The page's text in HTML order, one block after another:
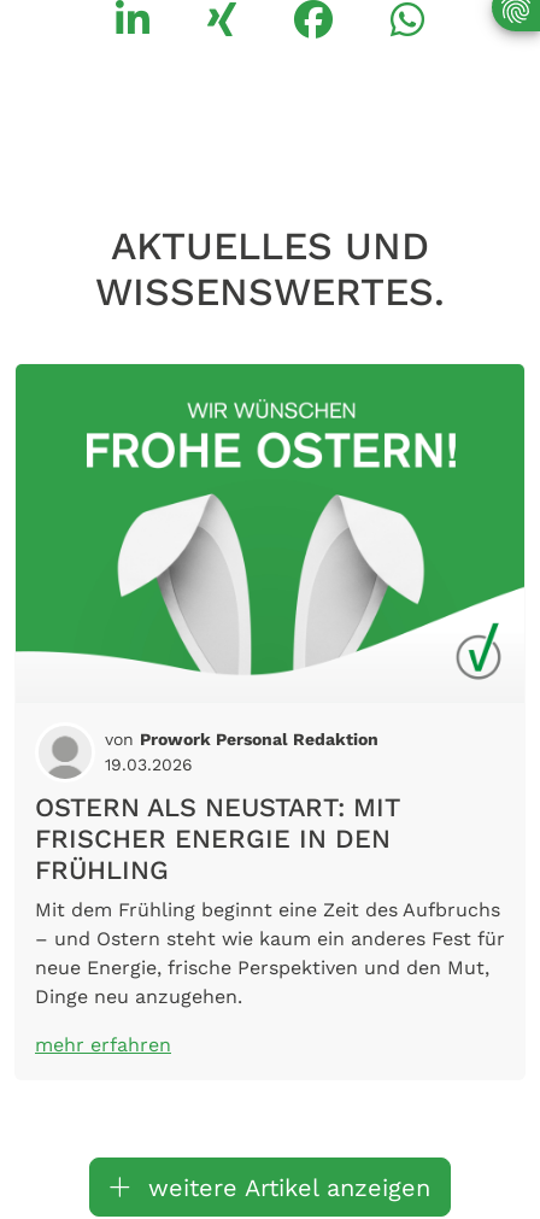
AKTUELLES UND
WISSENSWERTES.
von Prowork Personal Redaktion
19.03.2026
OSTERN ALS NEUSTART: MIT
FRISCHER ENERGIE IN DEN
FRÜHLING
Mit dem Frühling beginnt eine Zeit des Aufbruchs
– und Ostern steht wie kaum ein anderes Fest für
neue Energie, frische Perspektiven und den Mut,
Dinge neu anzugehen.
mehr erfahren
weitere Artikel anzeigen